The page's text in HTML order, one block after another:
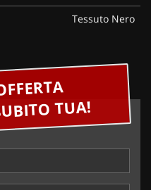
Tessuto Nero
TUA!